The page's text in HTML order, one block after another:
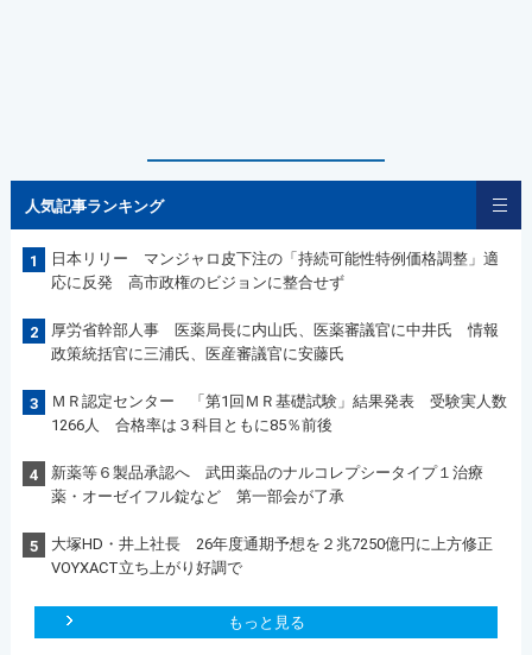
人気記事ランキング
1
日本リリー マンジャロ皮下注の「持続可能性特例価格調整」適
応に反発 高市政権のビジョンに整合せず
2
厚労省幹部人事 医薬局長に内山氏、医薬審議官に中井氏 情報
政策統括官に三浦氏、医産審議官に安藤氏
3
ＭＲ認定センター 「第1回ＭＲ基礎試験」結果発表 受験実人数
1266人 合格率は３科目ともに85％前後
4
新薬等６製品承認へ 武田薬品のナルコレプシータイプ１治療
薬・オーゼイフル錠など 第一部会が了承
5
大塚HD・井上社長 26年度通期予想を２兆7250億円に上方修正
VOYXACT立ち上がり好調で
もっと見る